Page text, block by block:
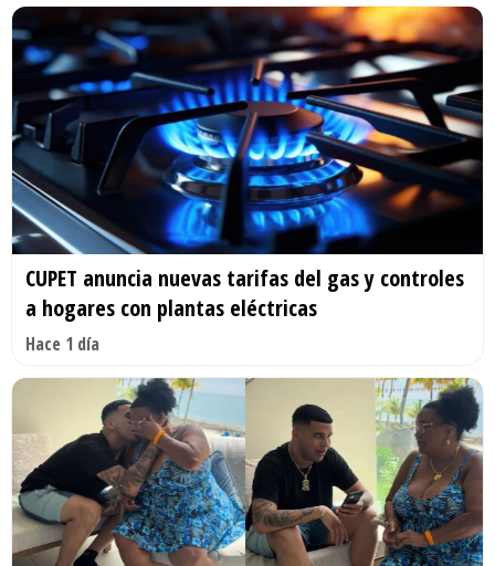
CUPET anuncia nuevas tarifas del gas y controles
a hogares con plantas eléctricas
Hace 1 día